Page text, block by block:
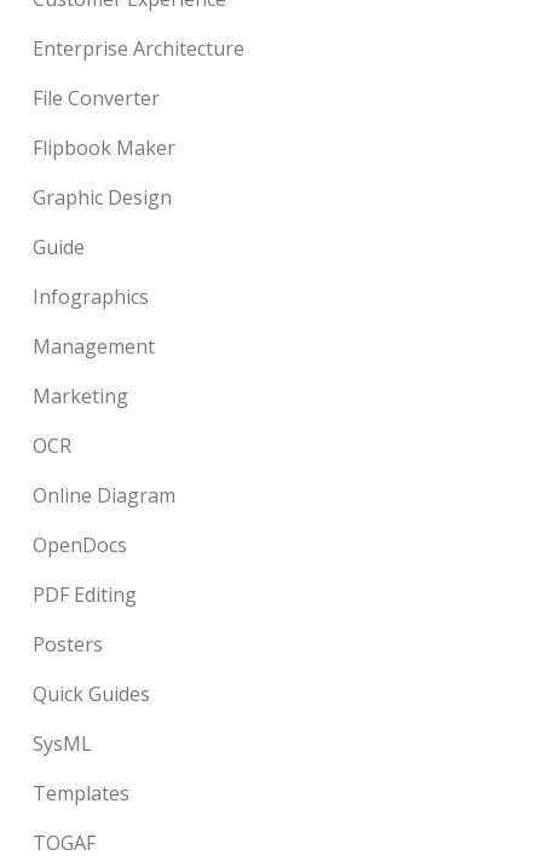
Enterprise Architecture
File Converter
Flipbook Maker
Graphic Design
Guide
Infographics
Management
Marketing
OCR
Online Diagram
OpenDocs
PDF Editing
Posters
Quick Guides
SysML
Templates
TOGAF